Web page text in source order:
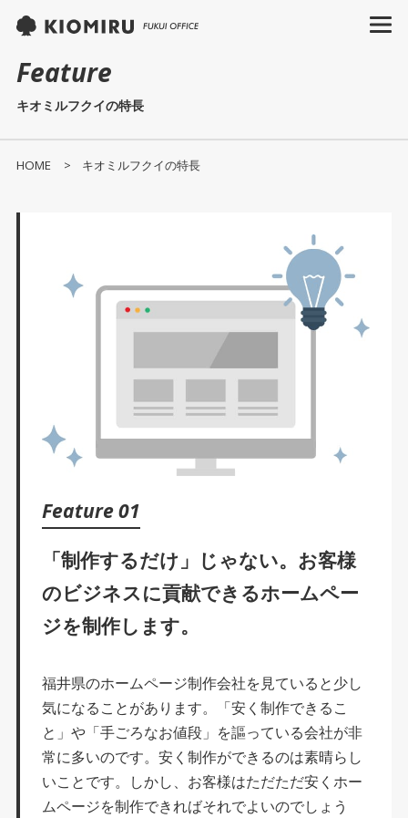
Feature
キオミルフクイの特長
HOME キオミルフクイの特長
Feature 01
「制作するだけ」じゃない。 お客様
のビジネスに貢献できるホームペー
ジを制作します。
福井県のホームページ制作会社を見ていると少し
気になることがあります。「安く制作できるこ
と」や「手ごろなお値段」を謳っている会社が非
常に多いのです。安く制作ができるのは素晴らし
いことです。しかし、お客様はただただ安くホー
ムページを制作できればそれでよいのでしょう